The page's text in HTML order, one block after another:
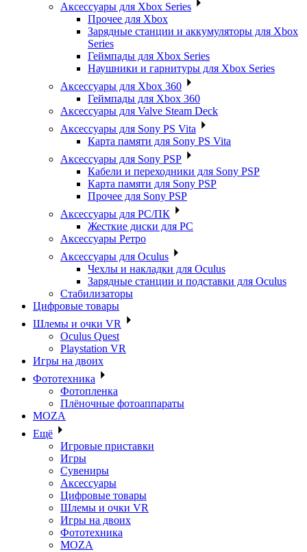
Аксессуары для Xbox Series
Прочее для Xbox
Зарядные станции и аккумуляторы для Xbox
Series
Геймпады для Xbox Series
Наушники и гарнитуры для Xbox Series
Аксессуары для Xbox 360
Геймпады для Xbox 360
Аксессуары для Valve Steam Deck
Аксессуары для Sony PS Vita
Карта памяти для Sony PS Vita
Аксессуары для Sony PSP
Кабели и переходники для Sony PSP
Карта памяти для Sony PSP
Прочее для Sony PSP
Аксессуары для PC/ПК
Жесткие диски для PC
Аксессуары Ретро
Аксессуары для Oculus
Чехлы и накладки для Oculus
Зарядные станции и подставки для Oculus
Стабилизаторы
Цифровые товары
Шлемы и очки VR
Oculus Quest
Playstation VR
Игры на двоих
Фототехника
Фотопленка
Плёночные фотоаппараты
MOZA
Ещё
Игровые приставки
Игры
Сувениры
Аксессуары
Цифровые товары
Шлемы и очки VR
Игры на двоих
Фототехника
MOZA